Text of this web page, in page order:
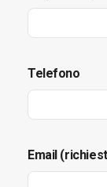
Telefono
Email